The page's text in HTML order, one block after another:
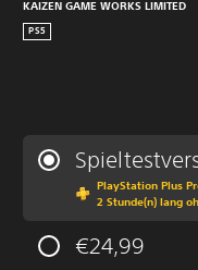
KAIZEN GAME WORKS LIMITED
PS5
PlayStation Plus
2 Stunde(n) lang
€24,99